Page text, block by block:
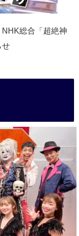
NHK総合「超絶神
せ